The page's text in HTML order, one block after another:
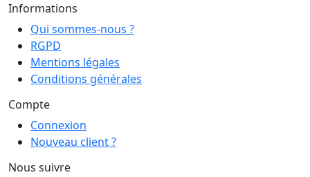
Informations
Qui sommes-nous ?
RGPD
Mentions légales
Conditions générales
Compte
Connexion
Nouveau client ?
Nous suivre